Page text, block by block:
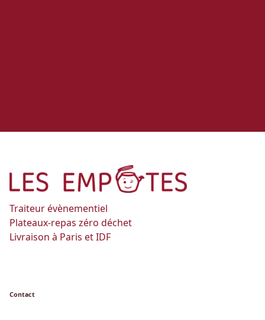
Traiteur évènementiel
Plateaux-repas zéro déchet
Livraison à Paris et IDF
Contact